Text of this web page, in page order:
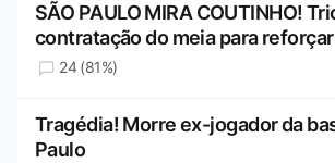
SÃO PAULO MIRA COUTINHO!
contratação do meia para
24 (81%)
Tragédia! Morre ex-jogador da
Paulo